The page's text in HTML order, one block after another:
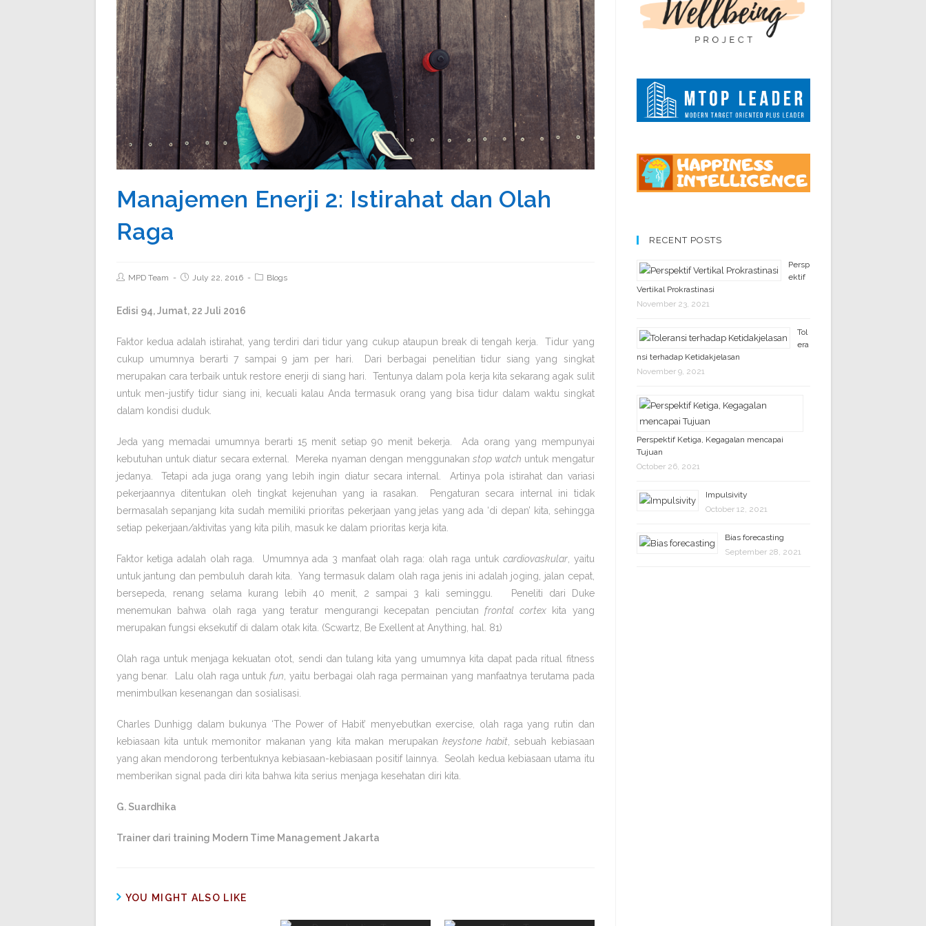
Manajemen Enerji 2: Istirahat dan Olah
Raga
MPD Team July 22, 2016 Blogs
Edisi 94, Jumat, 22 Juli 2016
Faktor kedua adalah istirahat, yang terdiri dari tidur yang cukup ataupun break di tengah kerja. Tidur yang
cukup umumnya berarti 7 sampai 9 jam per hari. Dari berbagai penelitian tidur siang yang singkat
merupakan cara terbaik untuk restore enerji di siang hari. Tentunya dalam pola kerja kita sekarang agak sulit
untuk men-justify tidur siang ini, kecuali kalau Anda termasuk orang yang bisa tidur dalam waktu singkat
dalam kondisi duduk.
Jeda yang memadai umumnya berarti 15 menit setiap 90 menit bekerja. Ada orang yang mempunyai
kebutuhan untuk diatur secara external. Mereka nyaman dengan menggunakanstop watch untuk mengatur
jedanya. Tetapi ada juga orang yang lebih ingin diatur secara internal. Artinya pola istirahat dan variasi
pekerjaannya ditentukan oleh tingkat kejenuhan yang ia rasakan. Pengaturan secara internal ini tidak
bermasalah sepanjang kita sudah memiliki prioritas pekerjaan yang jelas yang ada ‘di depan’ kita, sehingga
setiap pekerjaan/aktivitas yang kita pilih, masuk ke dalam prioritas kerja kita.
Faktor ketiga adalah olah raga. Umumnya ada 3 manfaat olah raga: olah raga untuk cardiovaskular, yaitu
untuk jantung dan pembuluh darah kita. Yang termasuk dalam olah raga jenis ini adalah joging, jalan cepat,
bersepeda, renang selama kurang lebih 40 menit, 2 sampai 3 kali seminggu. Peneliti dari Duke
menemukan bahwa olah raga yang teratur mengurangi kecepatan penciutanfrontal cortexkita yang
merupakan fungsi eksekutif di dalam otak kita. (Scwartz, Be Exellent at Anything, hal. 81)
Olah raga untuk menjaga kekuatan otot, sendi dan tulang kita yang umumnya kita dapat pada ritual fitness
yang benar. Lalu olah raga untukfun , yaitu berbagai olah raga permainan yang manfaatnya terutama pada
menimbulkan kesenangan dan sosialisasi.
Charles Dunhigg dalam bukunya ‘The Power of Habit’ menyebutkan exercise, olah raga yang rutin dan
kebiasaan kita untuk memonitor makanan yang kita makan merupakankeystone habit, sebuah kebiasaan
yang akan mendorong terbentuknya kebiasaan-kebiasaan positif lainnya. Seolah kedua kebiasaan utama itu
memberikan signal pada diri kita bahwa kita serius menjaga kesehatan diri kita.
G. Suardhika
Trainer dari training Modern Time Management Jakarta
YOU MIGHT ALSO LIKE
RECENT POSTS
Persp
ektif
Vertikal Prokrastinasi
November 23, 2021
Tol
era
nsi terhadap Ketidakjelasan
November 9, 2021
Perspektif Ketiga, Kegagalan mencapai
Tujuan
October 26, 2021
Impulsivity
October 12, 2021
Bias forecasting
September 28, 2021